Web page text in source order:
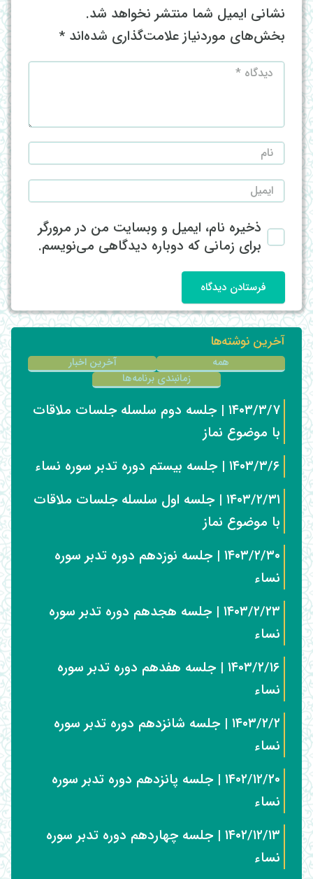
نشانی ایمیل شما منتشر نخواهد شد.
بخش‌های موردنیاز علامت‌گذاری شده‌اند *
ذخیره نام، ایمیل و وبسایت من در مرورگر
برای زمانی که دوباره دیدگاهی می‌نویسم.
فرستادن دیدگاه
آخرین نوشته‌ها
همه
آخرین اخبار
زمانبندی برنامه‌ها
۱۴۰۳/۳/۷ | جلسه دوم سلسله جلسات ملاقات
با موضوع نماز
۱۴۰۳/۳/۶ | جلسه بیستم دوره تدبر سوره نساء
۱۴۰۳/۲/۳۱ | جلسه اول سلسله جلسات ملاقات
با موضوع نماز
۱۴۰۳/۲/۳۰ | جلسه نوزدهم دوره تدبر سوره
نساء
۱۴۰۳/۲/۲۳ | جلسه هجدهم دوره تدبر سوره
نساء
۱۴۰۳/۲/۱۶ | جلسه هفدهم دوره تدبر سوره
نساء
۱۴۰۳/۲/۲ | جلسه شانزدهم دوره تدبر سوره
نساء
۱۴۰۲/۱۲/۲۰ | جلسه پانزدهم دوره تدبر سوره
نساء
۱۴۰۲/۱۲/۱۳ | جلسه چهاردهم دوره تدبر سوره
نساء